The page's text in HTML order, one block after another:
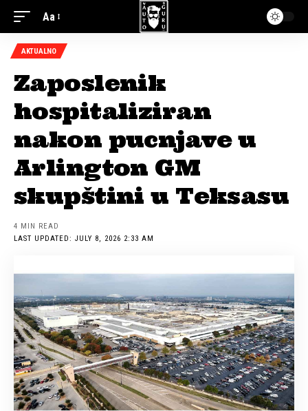
Aa
AKTUALNO
Zaposlenik
hospitaliziran
nakon pucnjave u
Arlington GM
skupštini u Teksasu
LAST UPDATED: JULY 8, 2026 2:33 AM
4 MIN READ